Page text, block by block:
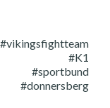
#K1
#sportbund